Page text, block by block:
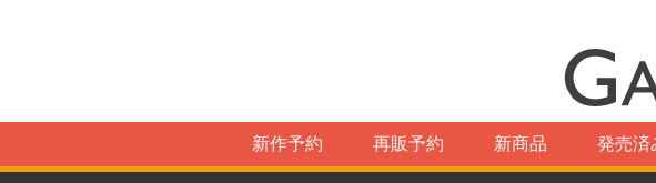
新作予約 再販予約 新商品 発売済